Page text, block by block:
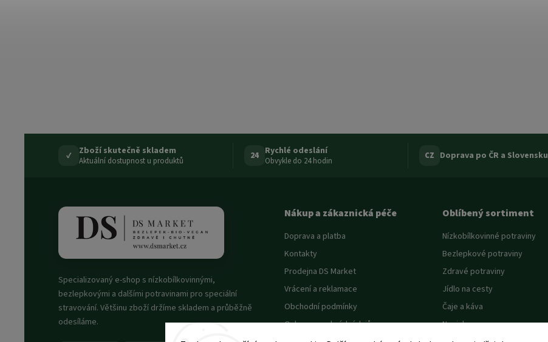
✓ Zboží skutečně skladem
Aktuální dostupnost u produktů 24 Rychlé odeslání
Obvykle do 24 hodin CZ Doprava po ČR a Slovensku
Specializovaný e-shop s nízkobílkovinnými,
bezlepkovými a dalšími potravinami pro speciální
stravování. Většinu zboží držíme skladem a průběžně
odesíláme.
Nákup a zákaznická péče
Doprava a platba
Kontakty
Prodejna DS Market
Vrácení a reklamace
Obchodní podmínky
Ochrana osobních údajů
Oblíbený sortiment
Nízkobílkovinné potraviny
Bezlepkové potraviny
Zdravé potraviny
Jídlo na cesty
Čaje a káva
Novinky